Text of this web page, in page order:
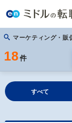
マーケティング・販
18 件
すべて